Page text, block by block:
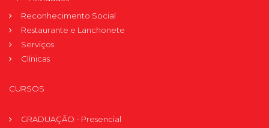
Reconhecimento Social
Restaurante e Lanchonete
Serviços
Clínicas
CURSOS
GRADUAÇÃO - Presencial